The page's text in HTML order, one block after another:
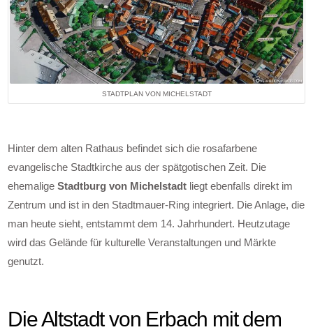
STADTPLAN VON MICHELSTADT
Hinter dem alten Rathaus befindet sich die rosafarbene
evangelische Stadtkirche aus der spätgotischen Zeit. Die
ehemaligeStadtburg von Michelstadt liegt ebenfalls direkt im
Zentrum und ist in den Stadtmauer-Ring integriert. Die Anlage, die
man heute sieht, entstammt dem 14. Jahrhundert. Heutzutage
wird das Gelände für kulturelle Veranstaltungen und Märkte
genutzt.
Die Altstadt von Erbach mit dem